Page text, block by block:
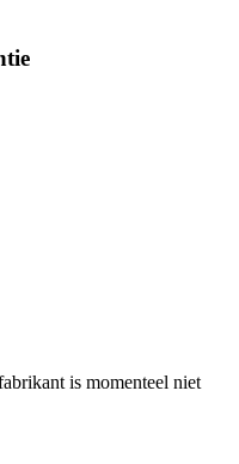
is momenteel niet